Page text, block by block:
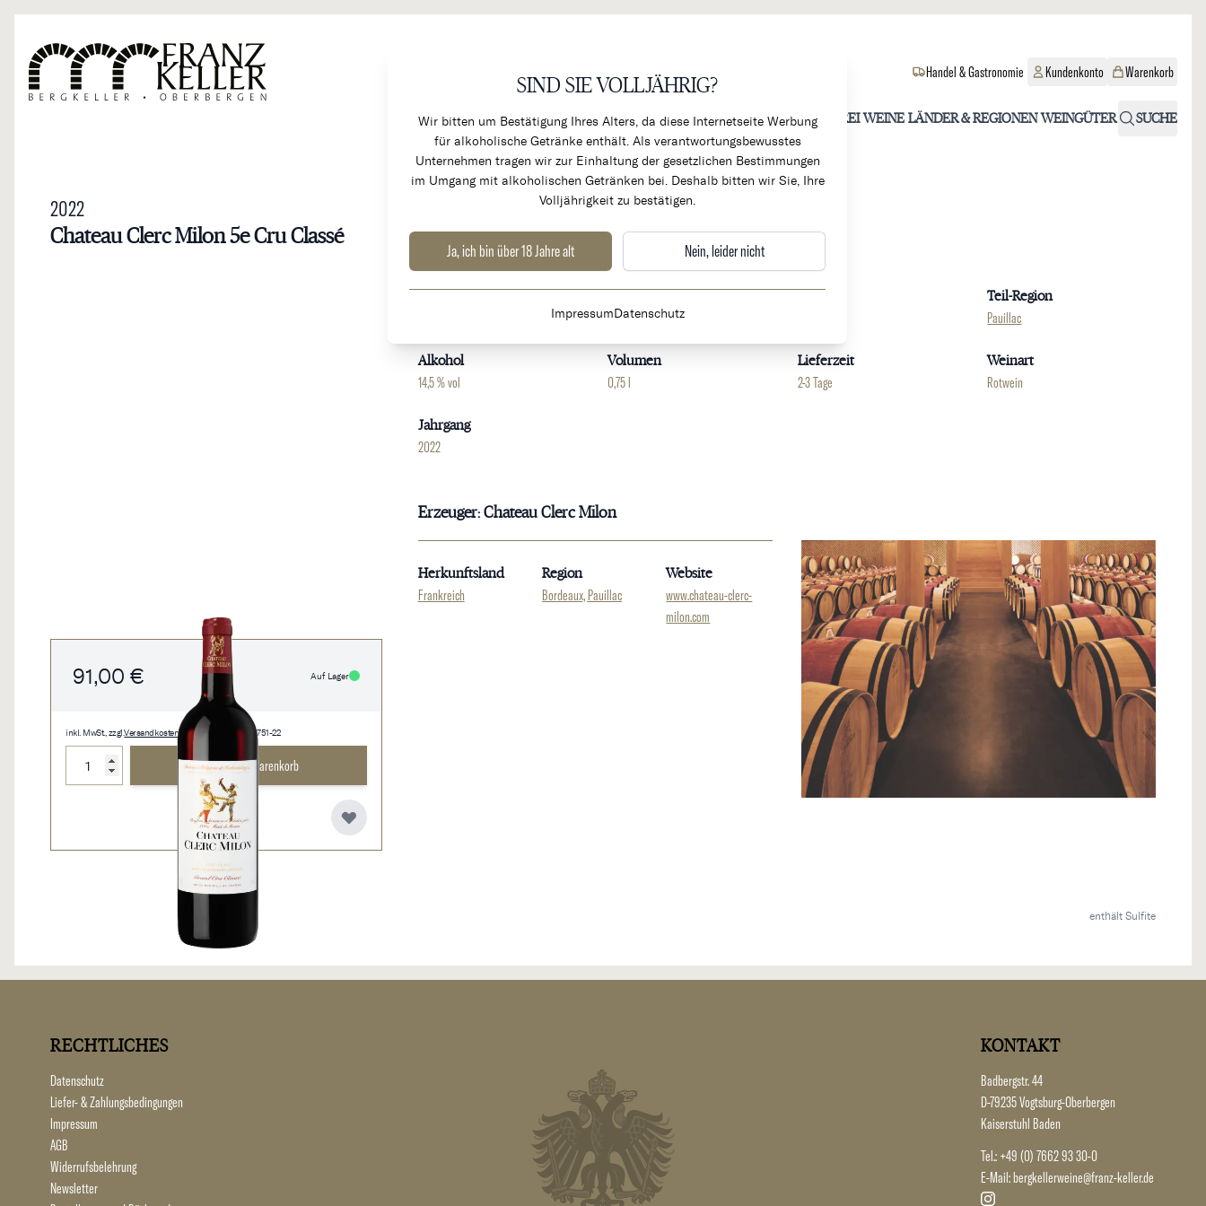
SIND SIE VOLLJÄHRIG?
Wir bitten um Bestätigung Ihres Alters, da diese Internetseite Werbung
für alkoholische Getränke enthält. Als verantwortungsbewusstes
Unternehmen tragen wir zur Einhaltung der gesetzlichen Bestimmungen
im Umgang mit alkoholischen Getränken bei. Deshalb bitten wir Sie, Ihre
Volljährigkeit zu bestätigen.
Ja, ich bin über 18 Jahre alt Nein, leider nicht
ImpressumDatenschutz
KÜCHENPRODUKTE & ALKOHOLFREI WEINE LÄNDER & REGIONEN WEINGÜTER SUCHE
Handel & Gastronomie Kundenkonto Warenkorb
2022
Chateau Clerc Milon 5e Cru Classé
91,00 € Auf Lager
inkl. MwSt., zzgl.Versandkosten• 0,75 l • 121,33 €/l • 0751-22
In den Warenkorb
Frankreich
Teil-Region
Pauillac
Alkohol
14,5 % vol
Volumen
0,75 l
Lieferzeit
2-3 Tage
Weinart
Rotwein
Jahrgang
2022
Erzeuger: Chateau Clerc Milon
Herkunftsland
Frankreich
Region
Bordeaux, Pauillac
Website
www.chateau-clerc-
milon.com
enthält Sulfite
RECHTLICHES
Datenschutz
Liefer- & Zahlungsbedingungen
Impressum
AGB
Widerrufsbelehrung
Newsletter
KONTAKT
Badbergstr. 44
D-79235 Vogtsburg-Oberbergen
Kaiserstuhl Baden
Tel.: +49 (0) 7662 93 30-0
E-Mail:bergkellerweine@franz-keller.de